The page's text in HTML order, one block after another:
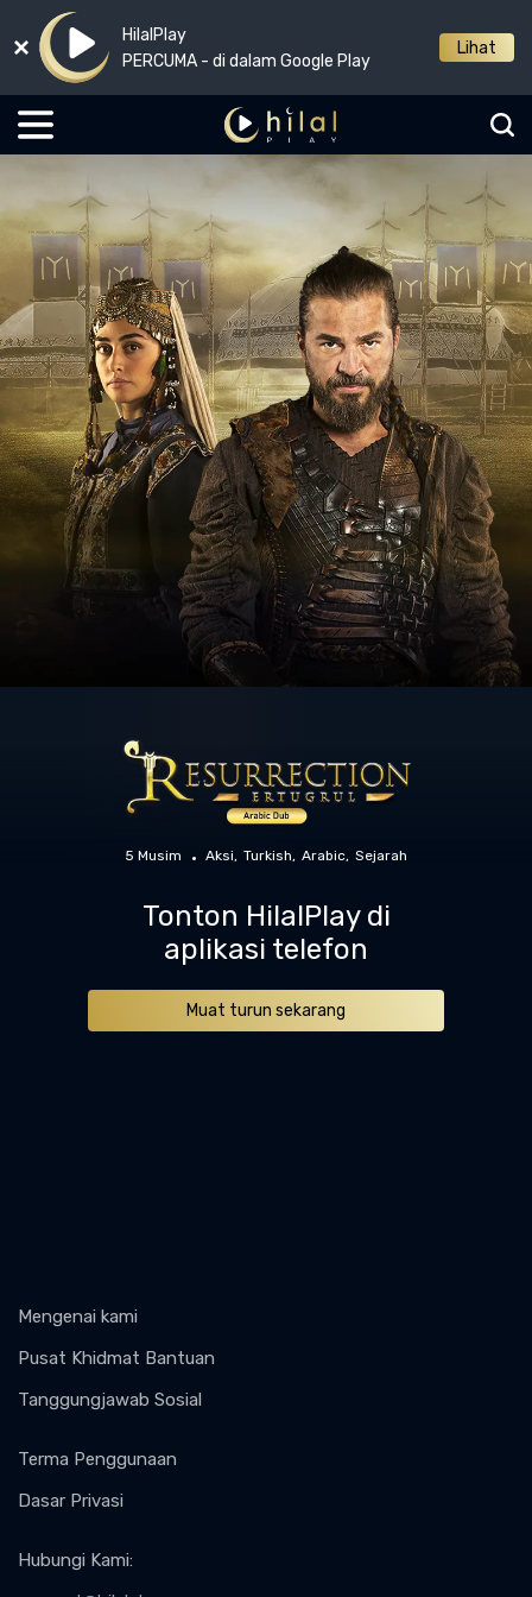
HilalPlay
PERCUMA - di dalam Google Play
Lihat
5 Musim Aksi Turkish Arabic Sejarah
Tonton HilalPlay di
aplikasi telefon
Muat turun sekarang
Mengenai kami
Pusat Khidmat Bantuan
Tanggungjawab Sosial
Terma Penggunaan
Dasar Privasi
Hubungi Kami: